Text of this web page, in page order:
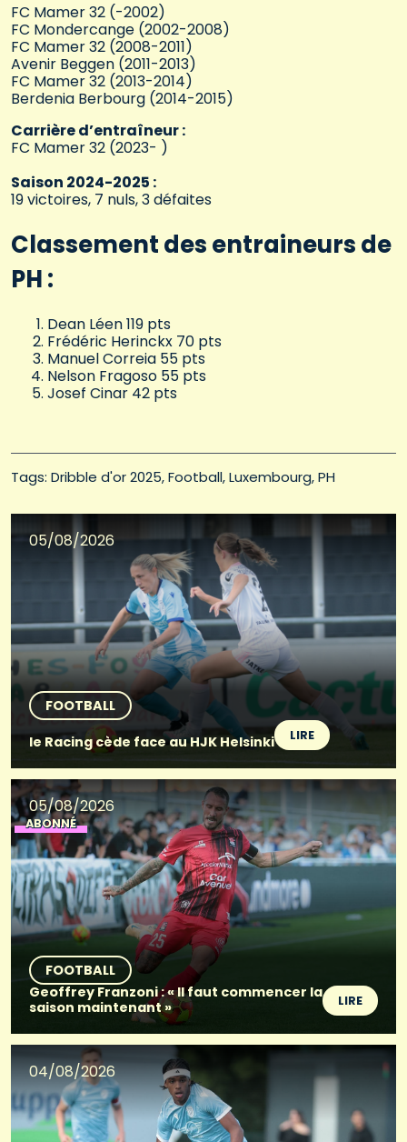
FC Mamer 32 (-2002)
FC Mondercange (2002-2008)
FC Mamer 32 (2008-2011)
Avenir Beggen (2011-2013)
FC Mamer 32 (2013-2014)
Berdenia Berbourg (2014-2015)
Carrière d’entraîneur :
FC Mamer 32 (2023- )
Saison 2024-2025 :
19 victoires, 7 nuls, 3 défaites
Classement des entraineurs de
PH :
Dean Léen 119 pts
Frédéric Herinckx 70 pts
Manuel Correia 55 pts
Nelson Fragoso 55 pts
Josef Cinar 42 pts
Tags: Dribble d'or 2025 Football Luxembourg PH
05/08/2026
FOOTBALL
le Racing cède face au HJK Helsinki
LIRE
05/08/2026
ABONNÉ
FOOTBALL
Geoffrey Franzoni : « Il faut commencer la
saison maintenant »
LIRE
04/08/2026